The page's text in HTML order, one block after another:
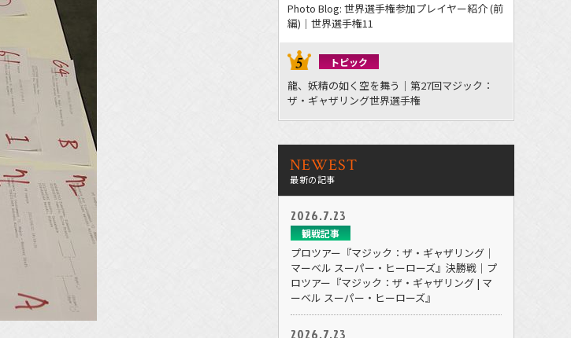
Photo Blog: 世界選手権参加プレイヤー紹介 (前
編)｜世界選手権11
トピック
龍、妖精の如く空を舞う｜第27回マジック：
ザ・ギャザリング世界選手権
NEWEST
最新の記事
2026.7.23
観戦記事
プロツアー『マジック：ザ・ギャザリング｜
マーベル スーパー・ヒーローズ』決勝戦｜プ
ロツアー『マジック：ザ・ギャザリング | マ
ーベル スーパー・ヒーローズ』
2026.7.23